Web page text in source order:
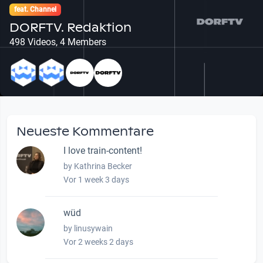
feat. Channel
DORFTV. Redaktion
498 Videos, 4 Members
Neueste Kommentare
I love train-content!
by Kathrina Becker
Vor 1 week 3 days
wüd
by linusywain
Vor 2 weeks 2 days